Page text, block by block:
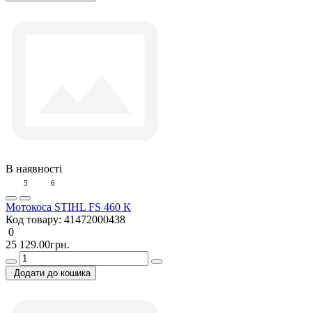
В наявності
5 6
Мотокоса STIHL FS 460 К
Код товару: 41472000438
0
25 129.00грн.
Додати до кошика